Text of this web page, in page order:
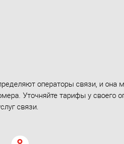
операторы связи, и она
Уточняйте тарифы у своего
связи.